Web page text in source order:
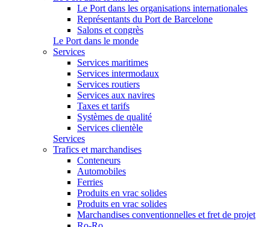
Le Port dans les organisations internationales
Représentants du Port de Barcelone
Salons et congrès
Le Port dans le monde
Services
Services maritimes
Services intermodaux
Services routiers
Services aux navires
Taxes et tarifs
Systèmes de qualité
Services clientèle
Services
Trafics et marchandises
Conteneurs
Automobiles
Ferries
Produits en vrac solides
Produits en vrac solides
Marchandises conventionnelles et fret de projet